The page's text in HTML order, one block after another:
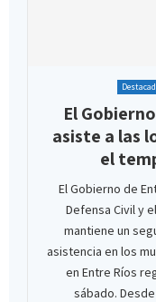
El
asiste a las
el
El Gobierno de
Defensa Civil y
mantiene un
asistencia en los
en Entre Ríos
sábado.